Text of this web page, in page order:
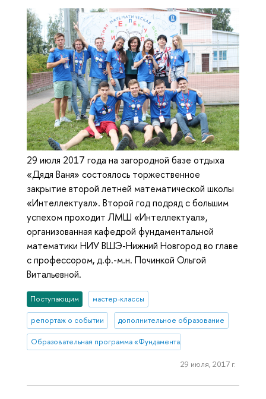
29 июля 2017 года на загородной базе отдыха
«Дядя Ваня» состоялось торжественное
закрытие второй летней математической школы
«Интеллектуал». Второй год подряд с большим
успехом проходит ЛМШ «Интеллектуал»,
организованная кафедрой фундаментальной
математики НИУ ВШЭ-Нижний Новгород во главе
с профессором, д.ф.-м.н. Починкой Ольгой
Витальевной.
Поступающим мастер-классы
репортаж о событии дополнительное образование
Образовательная программа «Фундаментальная и прикладная
29 июля, 2017 г.